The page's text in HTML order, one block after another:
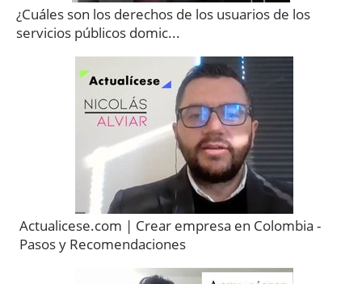
¿Cuáles son los derechos de los usuarios de los
servicios públicos domic...
Actualicese.com | Crear empresa en Colombia -
Pasos y Recomendaciones